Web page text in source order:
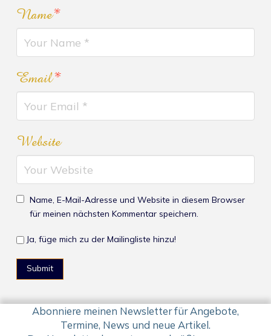
Name*
Email*
Website
Name, E-Mail-Adresse und Website in diesem Browser
für meinen nächsten Kommentar speichern.
Ja, füge mich zu der Mailingliste hinzu!
Abonniere meinen Newsletter für Angebote,
Termine, News und neue Artikel.